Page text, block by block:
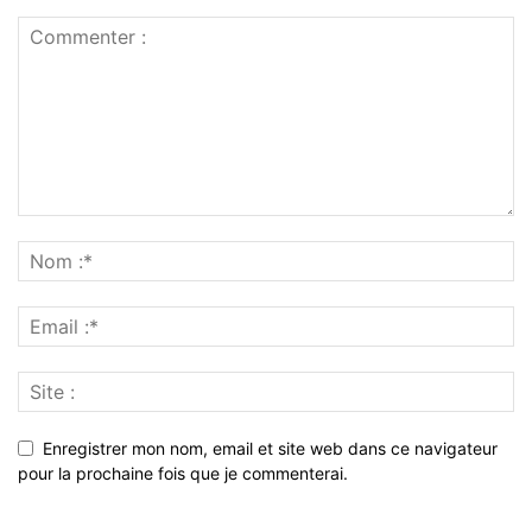
Enregistrer mon nom, email et site web dans ce navigateur
pour la prochaine fois que je commenterai.